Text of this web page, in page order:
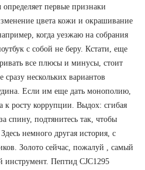
первые признаки
цвета кожи и окрашивание
когда уезжаю на собрания
с собой не беру. Кстати, еще
все плюсы и минусы, стоит
сразу нескольких вариантов
Если им еще дать монополию,
к росту коррупции. Выдох: сгибая
спину, подтянитесь так, чтобы
немного другая история, с
Золото сейчас, пожалуй , самый
Пептид CJC1295